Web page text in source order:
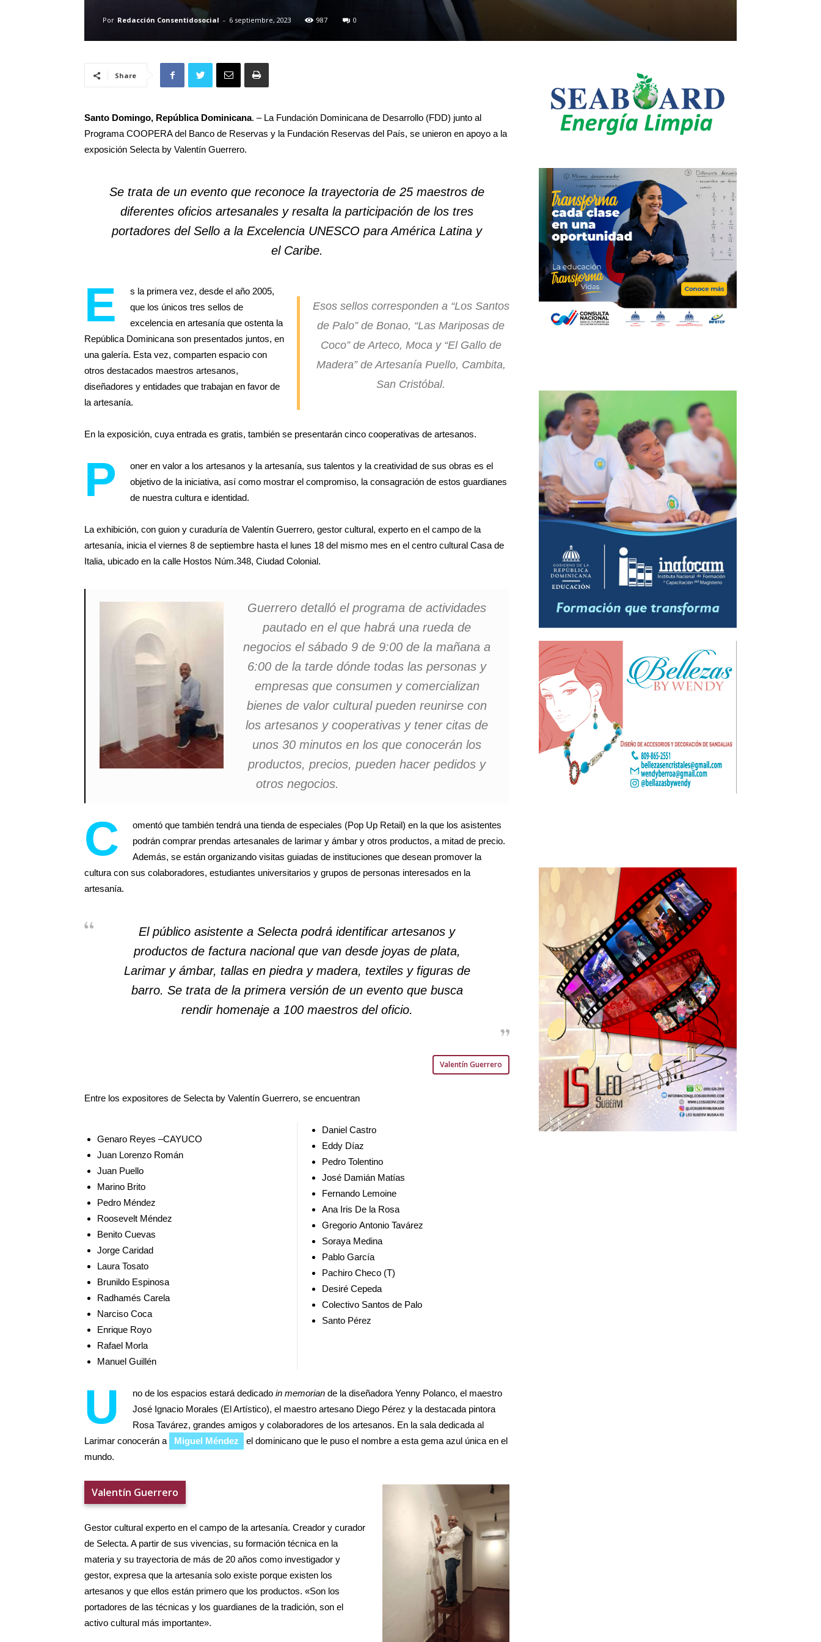
Por Redacción Consentidosocial - 6 septiembre, 2023 987 0
Share
Santo Domingo, República Dominicana. – La Fundación Dominicana de Desarrollo (FDD) junto al
Programa COOPERA del Banco de Reservas y la Fundación Reservas del País, se unieron en apoyo a la
exposición Selecta by Valentín Guerrero.
Se trata de un evento que reconoce la trayectoria de 25 maestros de
diferentes oficios artesanales y resalta la participación de los tres
portadores del Sello a la Excelencia UNESCO para América Latina y
el Caribe.
Esos sellos corresponden a “Los Santos
de Palo” de Bonao, “Las Mariposas de
Coco” de Arteco, Moca y “El Gallo de
Madera” de Artesanía Puello, Cambita,
San Cristóbal.
E
s la primera vez, desde el año 2005,
que los únicos tres sellos de
excelencia en artesanía que ostenta la
República Dominicana son presentados juntos, en
una galería. Esta vez, comparten espacio con
otros destacados maestros artesanos,
diseñadores y entidades que trabajan en favor de
la artesanía.
En la exposición, cuya entrada es gratis, también se presentarán cinco cooperativas de artesanos.
P
oner en valor a los artesanos y la artesanía, sus talentos y la creatividad de sus obras es el
objetivo de la iniciativa, así como mostrar el compromiso, la consagración de estos guardianes
de nuestra cultura e identidad.
La exhibición, con guion y curaduría de Valentín Guerrero, gestor cultural, experto en el campo de la
artesanía, inicia el viernes 8 de septiembre hasta el lunes 18 del mismo mes en el centro cultural Casa de
Italia, ubicado en la calle Hostos Núm.348, Ciudad Colonial.
Guerrero detalló el programa de actividades
pautado en el que habrá una rueda de
negocios el sábado 9 de 9:00 de la mañana a
6:00 de la tarde dónde todas las personas y
empresas que consumen y comercializan
bienes de valor cultural pueden reunirse con
los artesanos y cooperativas y tener citas de
unos 30 minutos en los que conocerán los
productos, precios, pueden hacer pedidos y
otros negocios.
C
omentó que también tendrá una tienda de especiales (Pop Up Retail) en la que los asistentes
podrán comprar prendas artesanales de larimar y ámbar y otros productos, a mitad de precio.
Además, se están organizando visitas guiadas de instituciones que desean promover la
cultura con sus colaboradores, estudiantes universitarios y grupos de personas interesados en la
artesanía.
El público asistente a Selecta podrá identificar artesanos y
productos de factura nacional que van desde joyas de plata,
Larimar y ámbar, tallas en piedra y madera, textiles y figuras de
barro. Se trata de la primera versión de un evento que busca
rendir homenaje a 100 maestros del oficio.
Valentín Guerrero
Entre los expositores de Selecta by Valentín Guerrero, se encuentran
Genaro Reyes –CAYUCO
Juan Lorenzo Román
Juan Puello
Marino Brito
Pedro Méndez
Roosevelt Méndez
Benito Cuevas
Jorge Caridad
Laura Tosato
Brunildo Espinosa
Radhamés Carela
Narciso Coca
Enrique Royo
Rafael Morla
Manuel Guillén
Daniel Castro
Eddy Díaz
Pedro Tolentino
José Damián Matías
Fernando Lemoine
Ana Iris De la Rosa
Gregorio Antonio Tavárez
Soraya Medina
Pablo García
Pachiro Checo (T)
Desiré Cepeda
Colectivo Santos de Palo
Santo Pérez
U no de los espacios estará dedicado in memorian de la diseñadora Yenny Polanco, el maestro
José Ignacio Morales (El Artístico), el maestro artesano Diego Pérez y la destacada pintora
Rosa Tavárez, grandes amigos y colaboradores de los artesanos. En la sala dedicada al
Larimar conocerán a
Miguel Méndez
el dominicano que le puso el nombre a esta gema azul única en el
mundo.
Valentín Guerrero
Gestor cultural experto en el campo de la artesanía. Creador y curador
de Selecta. A partir de sus vivencias, su formación técnica en la
materia y su trayectoria de más de 20 años como investigador y
gestor, expresa que la artesanía solo existe porque existen los
artesanos y que ellos están primero que los productos. «Son los
portadores de las técnicas y los guardianes de la tradición, son el
activo cultural más importante».